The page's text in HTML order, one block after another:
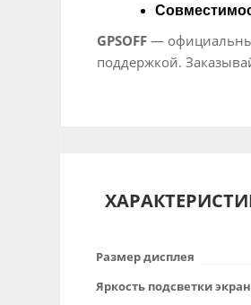
GPSOFF —
поддержкой.
Размер дисплея
Яркость подсветки